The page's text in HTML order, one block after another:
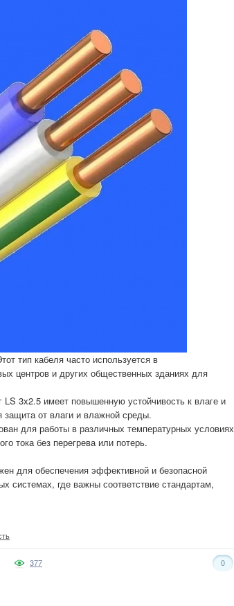
тип кабеля часто используется в
центров и других общественных зданиях для
3х2.5 имеет повышенную устойчивость к влаге и
защита от влаги и влажной среды.
для работы в различных температурных условиях
тока без перегрева или потерь.
для обеспечения эффективной и безопасной
системах, где важны соответствие стандартам,
0
377